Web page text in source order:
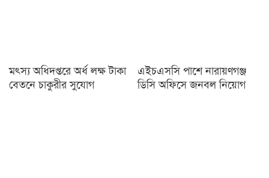
মৎস্য অধিদপ্তরে অর্ধ লক্ষ টাকা
বেতনে চাকুরীর সুযোগ
এইচএসসি পাশে নারায়ণগঞ্জ
ডিসি অফিসে জনবল নিয়োগ